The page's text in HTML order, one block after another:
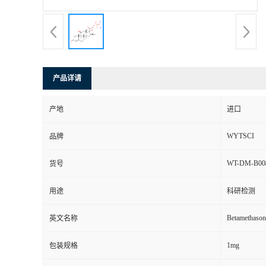
产品详请
产地 进口
品牌 WYTSCI
货号 WT-DM-
用途 科研检测
英文名称
包装规格 1mg